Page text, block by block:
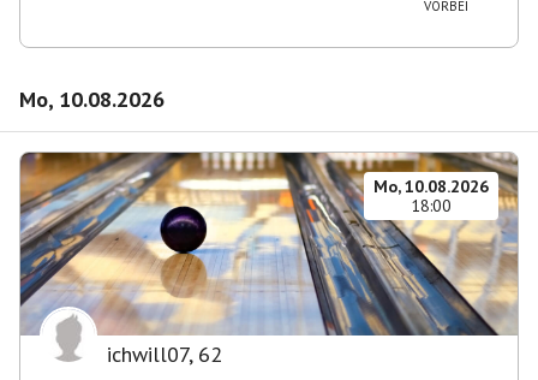
VORBEI
Mo, 10.08.2026
Mo, 10.08.2026
18:00
ichwill07, 62